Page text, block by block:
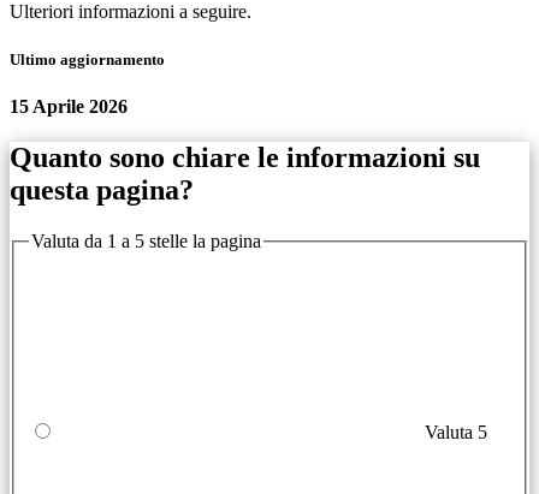
Ulteriori informazioni a seguire.
Ultimo aggiornamento
15 Aprile 2026
Quanto sono chiare le informazioni su
questa pagina?
Valuta da 1 a 5 stelle la pagina
Valuta 5